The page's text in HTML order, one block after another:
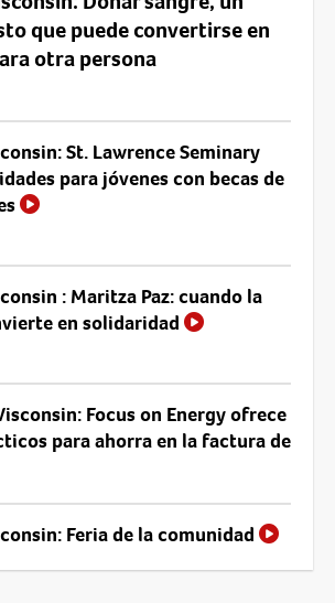
que puede convertirse en
otra persona
St. Lawrence Seminary
para jóvenes con becas de
: Maritza Paz: cuando la
en solidaridad
Focus on Energy ofrece
para ahorra en la factura de
Feria de la comunidad